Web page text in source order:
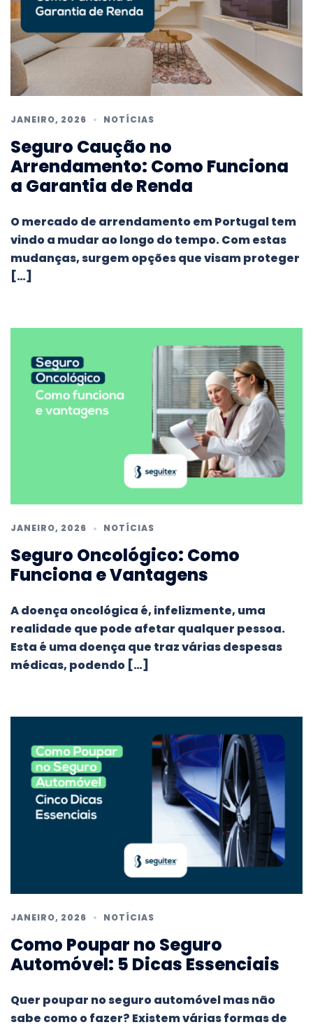
JANEIRO, 2026 NOTÍCIAS
Seguro Caução no
Arrendamento: Como Funciona
a Garantia de Renda
O mercado de arrendamento em Portugal tem
vindo a mudar ao longo do tempo. Com estas
mudanças, surgem opções que visam proteger
[…]
JANEIRO, 2026 NOTÍCIAS
Seguro Oncológico: Como
Funciona e Vantagens
A doença oncológica é, infelizmente, uma
realidade que pode afetar qualquer pessoa.
Esta é uma doença que traz várias despesas
médicas, podendo […]
JANEIRO, 2026 NOTÍCIAS
Como Poupar no Seguro
Automóvel: 5 Dicas Essenciais
Quer poupar no seguro automóvel mas não
sabe como o fazer? Existem várias formas de